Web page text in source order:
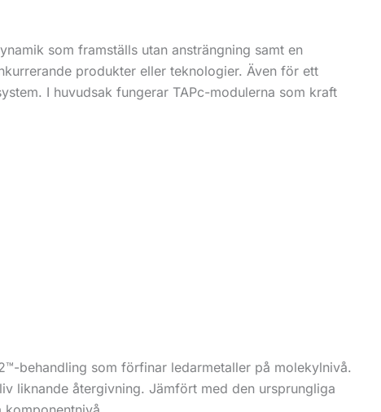
som framställs utan ansträngning samt en
produkter eller teknologier. Även för ett
I huvudsak fungerar TAPc-modulerna som kraft
behandling som förfinar ledarmetaller på molekylnivå.
liknande återgivning. Jämfört med den ursprungliga